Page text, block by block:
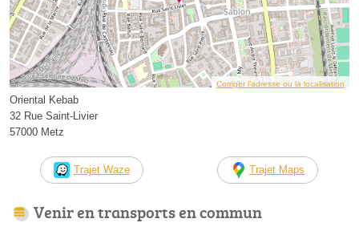
Corriger l’adresse ou la localisation
Oriental Kebab
32 Rue Saint-Livier
57000 Metz
Trajet Waze Trajet Maps
Venir en transports en commun